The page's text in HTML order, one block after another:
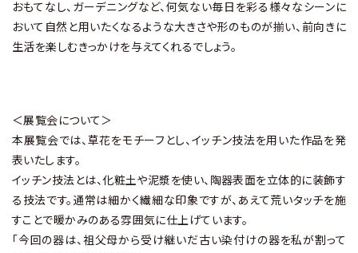
おもてなし、ガーデニングなど、何気ない毎日を彩る様々なシーンに
おいて自然と用いたくなるような大きさや形のものが揃い、前向きに
生活を楽しむきっかけを与えてくれるでしょう。
＜展覧会について＞
本展覧会では、草花をモチーフとし、イッチン技法を用いた作品を発
表いたします。
イッチン技法とは、化粧土や泥漿を使い、陶器表面を立体的に装飾す
る技法です。通常は細かく繊細な印象ですが、あえて荒いタッチを施
すことで暖かみのある雰囲気に仕上げています。
「今回の器は、祖父母から受け継いだ古い染付けの器を私が割って